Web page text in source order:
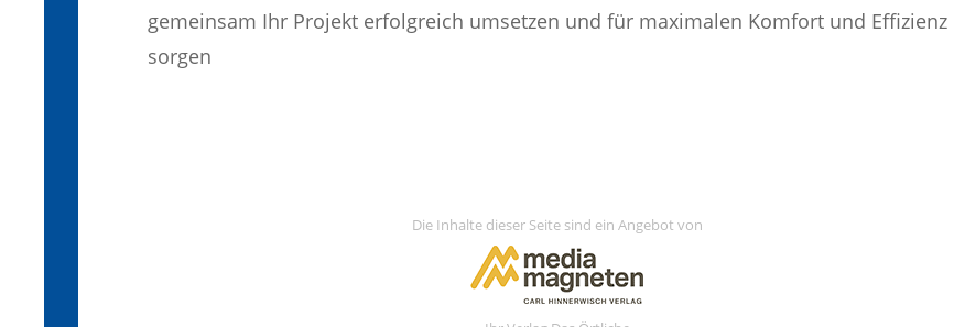
gemeinsam Ihr Projekt erfolgreich umsetzen und für maximalen Komfort und Effizienz
sorgen